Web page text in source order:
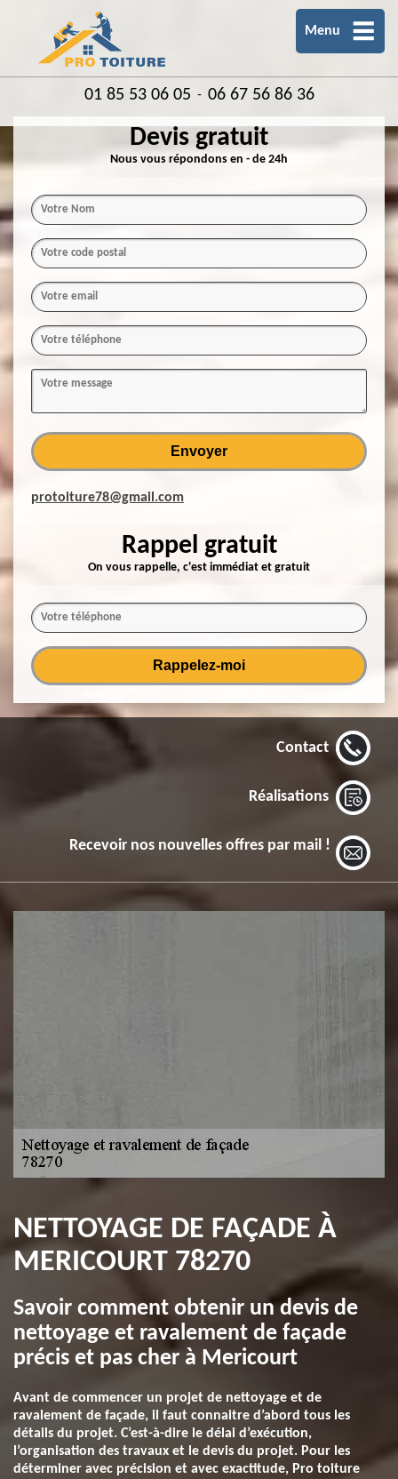
Menu
01 85 53 06 05 - 06 67 56 86 36
Devis gratuit
Nous vous répondons en - de 24h
protoiture78@gmail.com
Rappel gratuit
On vous rappelle, c'est immédiat et gratuit
Contact
Réalisations
Recevoir nos nouvelles offres par mail !
NETTOYAGE DE FAÇADE À
MERICOURT 78270
Savoir comment obtenir un devis de
nettoyage et ravalement de façade
précis et pas cher à Mericourt
Avant de commencer un projet de nettoyage et de
ravalement de façade, il faut connaitre d’abord tous les
détails du projet. C’est-à-dire le délai d’exécution,
l’organisation des travaux et le devis du projet. Pour les
déterminer avec précision et avec exactitude, Pro toiture